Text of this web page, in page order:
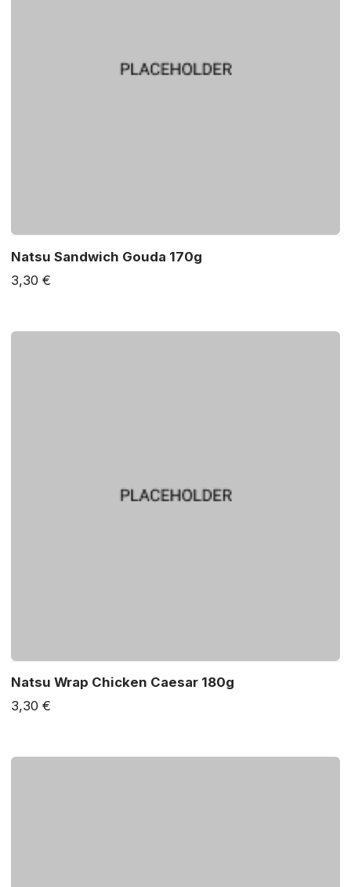
Natsu Sandwich Gouda 170g
3,30 €
Natsu Wrap Chicken Caesar 180g
3,30 €